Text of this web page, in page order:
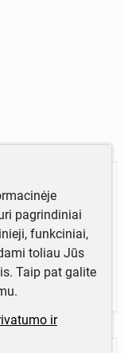
įdubaus
o aplink jį -
ŠIAULIAI.
pagrindiniai
funkciniai,
toliau Jūs
Taip pat galite
ir